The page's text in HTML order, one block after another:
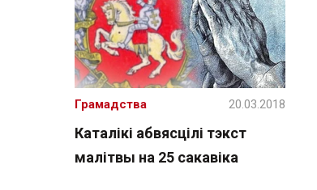
Каталікі абвясцілі тэкст
малітвы на 25 сакавіка
Грамадства 20.03.2018